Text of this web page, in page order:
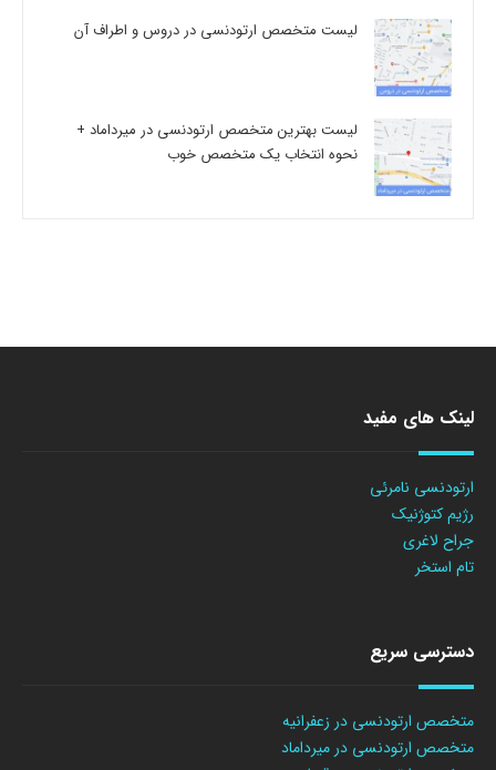
لیست متخصص ارتودنسی در دروس و اطراف آن
لیست بهترین متخصص ارتودنسی در میرداماد +
نحوه انتخاب یک متخصص خوب
لینک های مفید
ارتودنسی نامرئی
رژیم کتوژنیک
جراح لاغری
تام استخر
دسترسی سریع
متخصص ارتودنسی در زعفرانیه
متخصص ارتودنسی در میرداماد